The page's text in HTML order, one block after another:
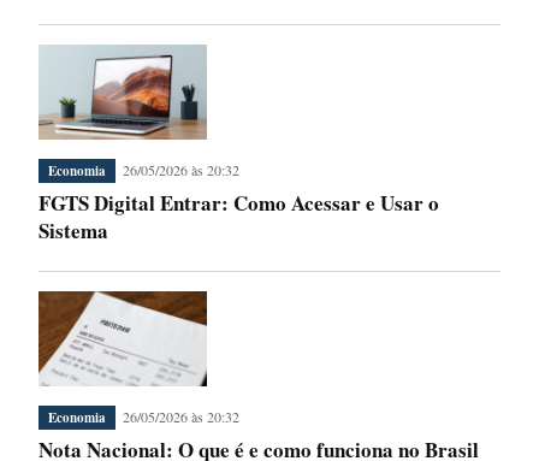
Economia 26/05/2026 às 20:32
FGTS Digital Entrar: Como Acessar e Usar o
Sistema
Economia 26/05/2026 às 20:32
Nota Nacional: O que é e como funciona no Brasil